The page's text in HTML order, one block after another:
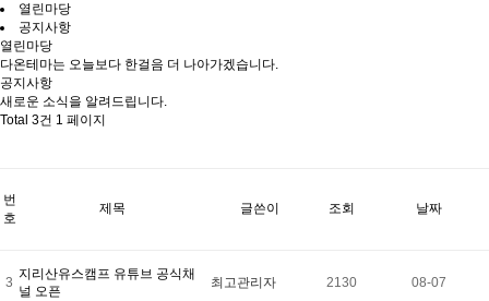
열린마당
공지사항
열린마당
다온테마는 오늘보다 한걸음 더 나아가겠습니다.
공지사항
새로운 소식을 알려드립니다.
Total 3건 1 페이지
번
호
제목 글쓴이 조회 날짜
3
지리산유스캠프 유튜브 공식채
널 오픈
최고관리자 2130 08-07